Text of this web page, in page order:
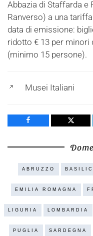
Abbazia di Staffarda e
Ranverso) a una
data di emissione:
ridotto € 13 per minori
(minimo 15 persone).
Musei Italiani
ABRUZZO
EMILIA ROMAGNA
LIGURIA LOMBARDIA
PUGLIA SARDEGNA